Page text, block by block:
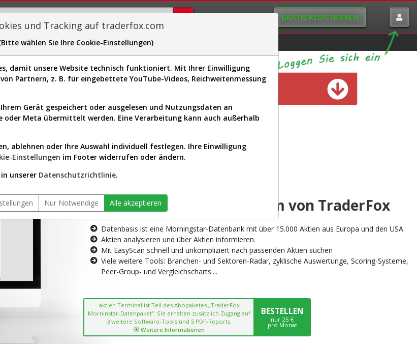
GRATIS REGISTRIEREN
Sector-Spider Easy-Scan Visualizations
nur für Premium-Kunden verfügbar
AKTIEN-TERMINAL
Die Aktienanalyse-Plattform von TraderFox
Datenbasis ist eine Morningstar-Datenbank mit über 15.000 Aktien aus Europa und den USA
Aktien analysieren und über Aktien informieren.
Mit EasyScan schnell und unkompliziert nach passenden Aktien suchen
Viele weitere Tools: Branchen- und Sektoren-Radar, zyklische Auswertunge, Scoring-Systeme,
Peer-Group- und Vergleichscharts....
aktien Terminal ist Teil des Abopaketes „TraderFox
Morninstar-Datenpaket“. Sie erhalten zusätzlich Zugang auf
3 weitere Software-Tools und 5 PDF-Reports.
Weitere Informationen
BESTELLEN
nur 25 €
pro Monat
und Tracking auf traderfox.com
wählen Sie Ihre Cookie-Einstellungen)
damit unsere Website technisch funktioniert. Mit Ihrer Einwilligung
Partnern, z. B. für eingebettete YouTube-Videos, Reichweitenmessung
Gerät gespeichert oder ausgelesen und Nutzungsdaten an
oder Meta übermittelt werden. Eine Verarbeitung kann auch außerhalb
ablehnen oder Ihre Auswahl individuell festlegen. Ihre Einwilligung
Einstellungen im Footer widerrufen oder ändern.
unserer Datenschutzrichtlinie.
Nur Notwendige Alle akzeptieren